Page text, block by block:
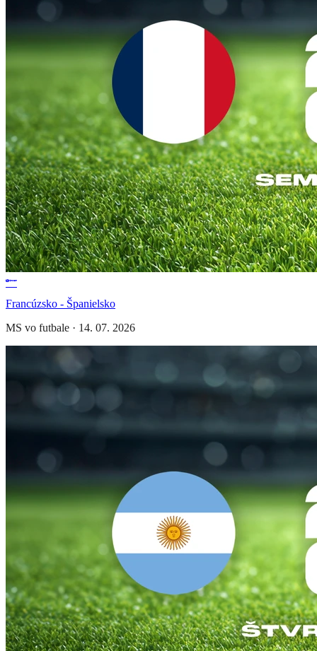
Francúzsko - Španielsko
MS vo futbale · 14. 07. 2026